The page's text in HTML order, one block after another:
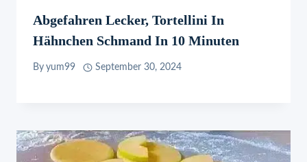
Abgefahren Lecker, Tortellini In
Hähnchen Schmand In 10 Minuten
By yum99 September 30, 2024